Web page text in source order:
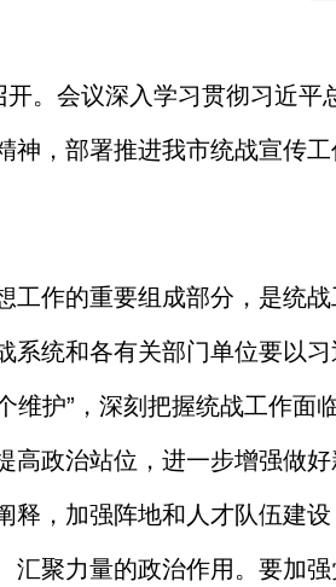
。会议深入学习贯彻习近
神，部署推进我市统战宣传
工作的重要组成部分，是统
统和各有关部门单位要以
维护”，深刻把握统战工作
高政治站位，进一步增强做
释，加强阵地和人才队伍建
聚力量的政治作用。要加